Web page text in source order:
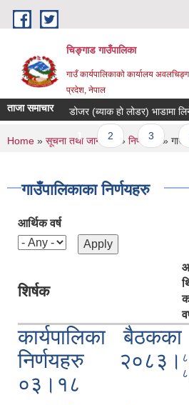
Skip to main content
चिङ्गाड गाउँपालिका
गाउँ कार्यपालिकाको कार्यालय
प्रदेश, नेपाल
ताजा समाचारडोजर (ब्याक हो लोडर) भाडामा लिने
Pages
1 2 3 4
You are here
Home » सूचना तथा जानकारी » निर्णयहरु »
गाउँपालिकाका निर्णयहरु
आर्थिक वर्ष
शिर्षक
कार्यपालिका बैठकका
निर्णयहरु २०८३।
०३।१८